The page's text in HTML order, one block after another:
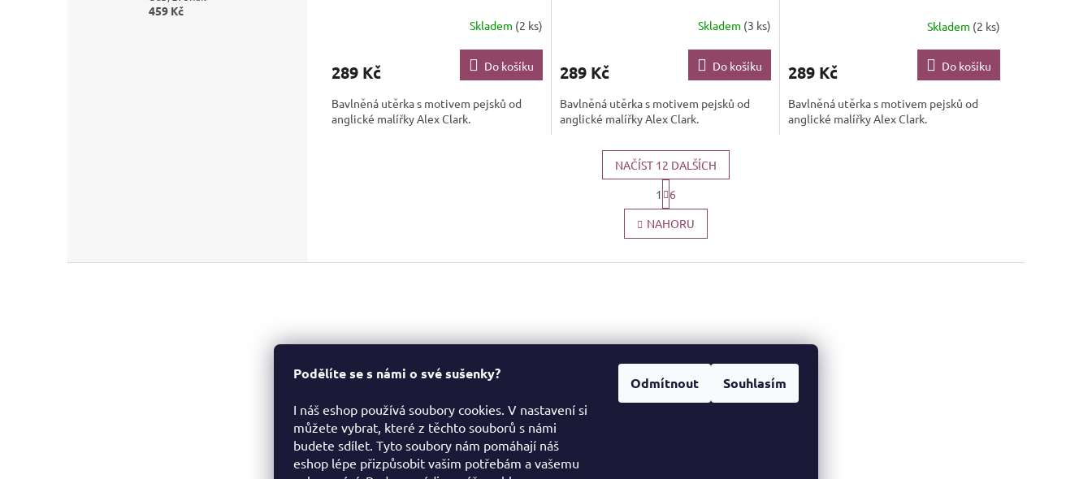
Podělíte se s námi o své sušenky?
I náš eshop používá soubory cookies. V nastavení si
můžete vybrat, které z těchto souborů s námi
budete sdílet. Tyto soubory nám pomáhají náš
eshop lépe přizpůsobit vašim potřebám a vašemu
Odmítnout Souhlasím
459 Kč
Skladem (2 ks)
289 Kč Do košíku
Bavlněná utěrka s motivem pejsků od
anglické malířky Alex Clark.
Skladem (3 ks)
289 Kč Do košíku
Bavlněná utěrka s motivem pejsků od
anglické malířky Alex Clark.
Skladem (2 ks)
289 Kč Do košíku
Bavlněná utěrka s motivem pejsků od
anglické malířky Alex Clark.
O
v
l
d
r
y
v
NAČÍST 12 DALŠÍCH
S
t
r
á
n
o
1 6
NAHORU
607 604 654
http://www.facebook.co
m/destinypetcz
destiny_pet_cz/
Obchodní podmínky
Podmínky ochrany osobních
údajů
Certifikace a označení
produktů